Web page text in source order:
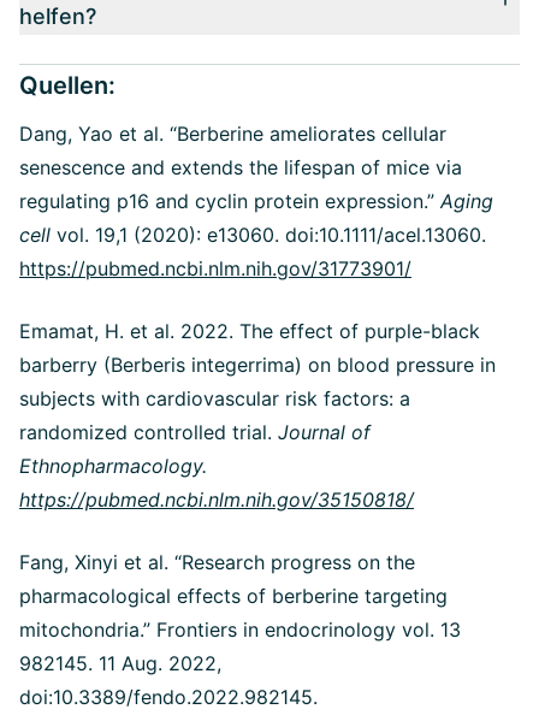
helfen?
Quellen:
Dang, Yao et al. “Berberine ameliorates cellular
senescence and extends the lifespan of mice via
regulating p16 and cyclin protein expression.”Aging
cell vol. 19,1 (2020): e13060. doi:10.1111/acel.13060.
https://pubmed.ncbi.nlm.nih.gov/31773901/
Emamat, H. et al. 2022. The effect of purple-black
barberry (Berberis integerrima) on blood pressure in
subjects with cardiovascular risk factors: a
randomized controlled trial. Journal of
Ethnopharmacology.
https://pubmed.ncbi.nlm.nih.gov/35150818/
Fang, Xinyi et al. “Research progress on the
pharmacological effects of berberine targeting
mitochondria.” Frontiers in endocrinology vol. 13
982145. 11 Aug. 2022,
doi:10.3389/fendo.2022.982145.